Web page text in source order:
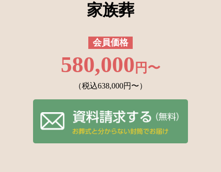
家族葬
会員価格
580,000 円〜
（税込638,000円〜）